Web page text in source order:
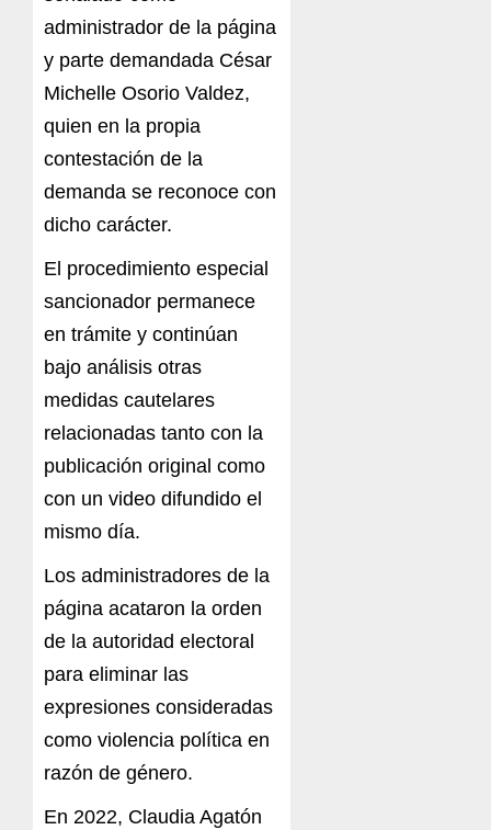
administrador de la página
y parte demandada César
Michelle Osorio Valdez,
quien en la propia
contestación de la
demanda se reconoce con
dicho carácter.
El procedimiento especial
sancionador permanece
en trámite y continúan
bajo análisis otras
medidas cautelares
relacionadas tanto con la
publicación original como
con un video difundido el
mismo día.
Los administradores de la
página acataron la orden
de la autoridad electoral
para eliminar las
expresiones consideradas
como violencia política en
razón de género.
En 2022, Claudia Agatón